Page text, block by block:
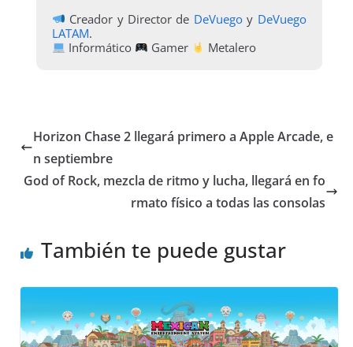
Creador y Director de DeVuegoy DeVuego
LATAM.
Informático
Gamer Metalero
Horizon Chase 2 llegará primero a Apple Arcade, e
n septiembre
God of Rock, mezcla de ritmo y lucha, llegará en fo
rmato físico a todas las consolas
También te puede gustar